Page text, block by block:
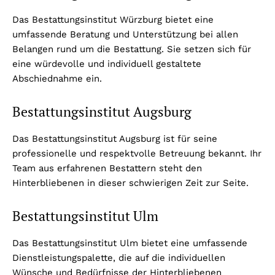
Das Bestattungsinstitut Würzburg bietet eine
umfassende Beratung und Unterstützung bei allen
Belangen rund um die Bestattung. Sie setzen sich für
eine würdevolle und individuell gestaltete
Abschiednahme ein.
Bestattungsinstitut Augsburg
Das Bestattungsinstitut Augsburg ist für seine
professionelle und respektvolle Betreuung bekannt. Ihr
Team aus erfahrenen Bestattern steht den
Hinterbliebenen in dieser schwierigen Zeit zur Seite.
Bestattungsinstitut Ulm
Das Bestattungsinstitut Ulm bietet eine umfassende
Dienstleistungspalette, die auf die individuellen
Wünsche und Bedürfnisse der Hinterbliebenen